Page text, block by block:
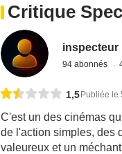
Critique
inspecteur
94 abonnés
1,5Publiée le
C'est un des cinémas
de l'action simples, des
valeureux et un